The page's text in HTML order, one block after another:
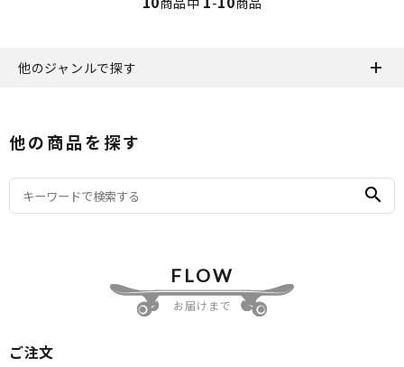
他のジャンルで探す
他の商品を探す
search
FLOW
お届けまで
ご注文